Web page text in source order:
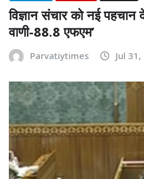
विज्ञान संचार को नई पहचान दे
वाणी-88.8 एफएम’
Parvatiytimes Jul